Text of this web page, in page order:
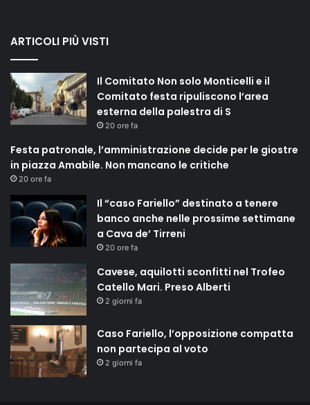
ARTICOLI PIÙ VISTI
Il Comitato Non solo Monticelli e il
Comitato festa ripuliscono l’area
esterna della palestra di S
20 ore fa
Festa patronale, l’amministrazione decide per le giostre
in piazza Amabile. Non mancano le critiche
20 ore fa
Il “caso Fariello” destinato a tenere
banco anche nelle prossime settimane
a Cava de’ Tirreni
20 ore fa
Cavese, aquilotti sconfitti nel Trofeo
Catello Mari. Preso Alberti
2 giorni fa
Caso Fariello, l’opposizione compatta
non partecipa al voto
2 giorni fa